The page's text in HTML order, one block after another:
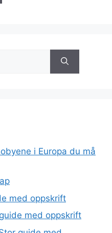
i Europa du må
med oppskrift
med oppskrift